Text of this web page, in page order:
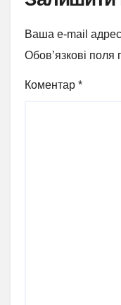
Ваша e-mail
Обов’язкові поля
Коментар *